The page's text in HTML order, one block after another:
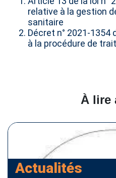
relative à la gestion
sanitaire
Décret n° 2021-
à la procédure de
À lire
Actualités